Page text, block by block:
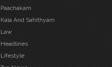
Paachakam
Kala And Sahithyam
Law
Headlines
Lifestyle